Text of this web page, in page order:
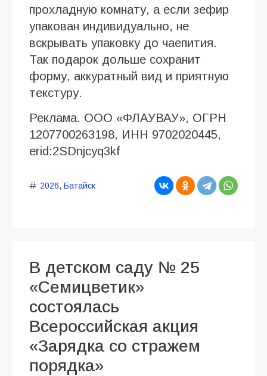
прохладную комнату, а если зефир
упакован индивидуально, не
вскрывать упаковку до чаепития.
Так подарок дольше сохранит
форму, аккуратный вид и приятную
текстуру.
Реклама. ООО «ФЛАУВАУ», ОГРН
1207700263198, ИНН 9702020445,
erid:2SDnjcyq3kf
2026, Батайск
В детском саду № 25
«Семицветик»
состоялась
Всероссийская акция
«Зарядка со стражем
порядка»